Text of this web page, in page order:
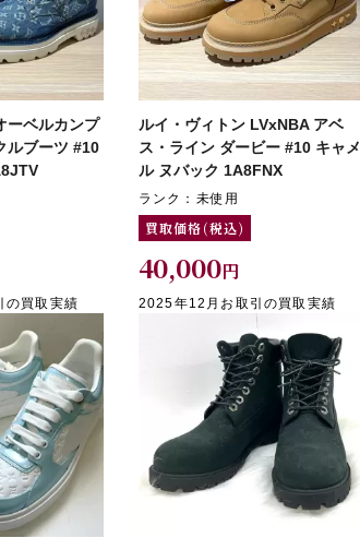
ーベルカンプ
ルブーツ #10
の買取実績
ルイ・ヴィトン LVxNBA アベ
ス・ライン ダービー #10 キャメ
ル ヌバック 1A8FNX
ランク：未使用
買取価格(税込)
40,000円
2025年12月お取引の買取実績